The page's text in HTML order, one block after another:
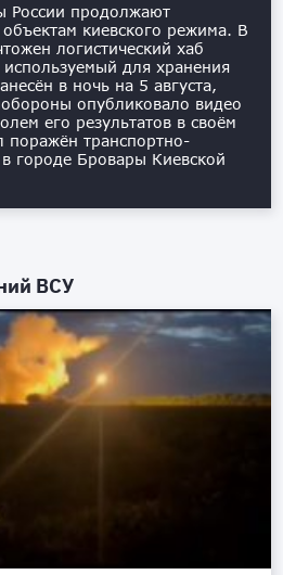
России продолжают
киевского режима. В
логистический хаб
для хранения
в ночь на 5 августа,
опубликовало видео
его результатов в своём
поражён транспортно-
в городе Бровары Киевской
ВСУ